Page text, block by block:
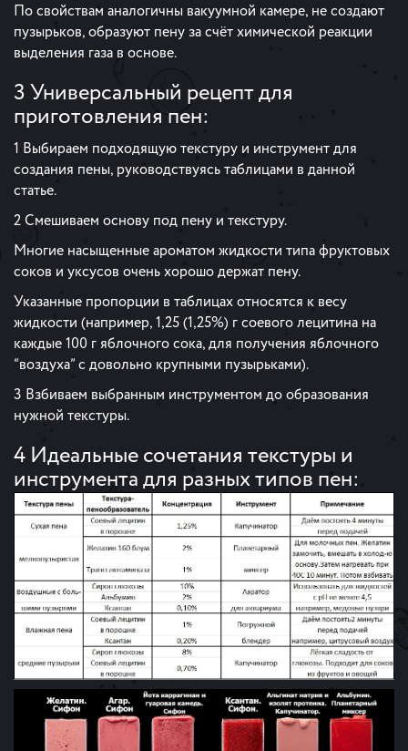
По свойствам аналогичны вакуумной камере, не создают
пузырьков, образуют пену за счёт химической реакции
выделения газа в основе.
3 Универсальный рецепт для
приготовления пен:
1 Выбираем подходящую текстуру и инструмент для
создания пены, руководствуясь таблицами в данной
статье.
2 Смешиваем основу под пену и текстуру.
Многие насыщенные ароматом жидкости типа фруктовых
соков и уксусов очень хорошо держат пену.
Указанные пропорции в таблицах относятся к весу
жидкости (например, 1,25 (1,25%) г соевого лецитина на
каждые 100 г яблочного сока, для получения яблочного
“воздуха” с довольно крупными пузырьками).
3 Взбиваем выбранным инструментом до образования
нужной текстуры.
4 Идеальные сочетания текстуры и
инструмента для разных типов пен: